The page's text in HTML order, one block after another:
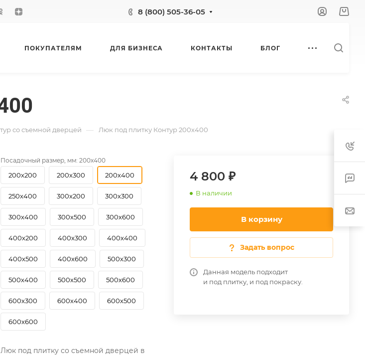
8 (800) 505-36-05
ПОКУПАТЕЛЯМ ДЛЯ БИЗНЕСА КОНТАКТЫ БЛОГ
со съемной дверцей — Люк под плитку Контур 200х400
4 800 ₽
В наличии
В корзину
Задать вопрос
Данная модель подходит
и под плитку, и под покраску.
Посадочный размер, мм: 200х400
200х200 200х300 200х400
250х400 300х200 300х300
300х400 300х500 300х600
400х200 400х300 400х400
400х500 400х600 500х300
500х400 500х500 500х600
600х300 600х400 600х500
600х600
Люк под плитку со съемной дверцей в